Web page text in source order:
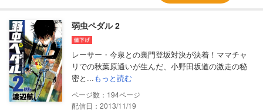
弱虫ペダル 2
レーサー・今泉との裏門登坂対決が決着！ママチャ
リでの秋葉原通いが生んだ、小野田坂道の激走の秘
密と...もっと読む
194
配信日：2013/11/19